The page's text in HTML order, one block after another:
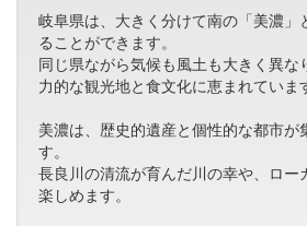
岐阜県は、大きく分けて南の「美濃」
ることができます。
同じ県ながら気候も風土も大きく異な
力的な観光地と食文化に恵まれていま
美濃は、歴史的遺産と個性的な都市が
す。
長良川の清流が育んだ川の幸や、ロー
楽しめます。